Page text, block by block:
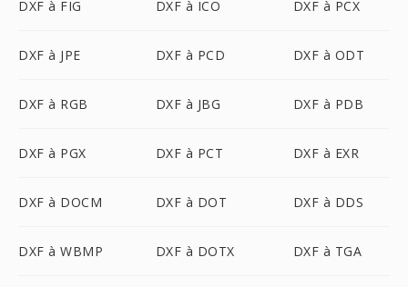
DXF à FIG DXF à ICO DXF à PCX
DXF à JPE DXF à PCD DXF à ODT
DXF à RGB DXF à JBG DXF à PDB
DXF à PGX DXF à PCT DXF à EXR
DXF à DOCM DXF à DOT DXF à DDS
DXF à WBMP DXF à DOTX DXF à TGA